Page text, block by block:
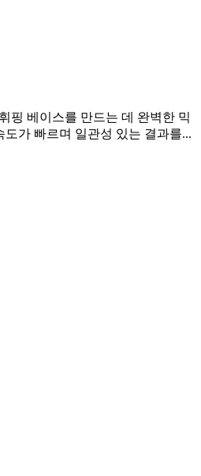
핑 베이스를 만드는 데 완벽한 믹
가 빠르며 일관성 있는 결과를...